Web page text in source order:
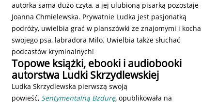
autorka sama dużo czyta, a jej ulubioną pisarką pozostaje
Joanna Chmielewska. Prywatnie Ludka jest pasjonatką
podróży, uwielbia grać w planszówki ze znajomymi i kocha
swojego psa, labradora Milo. Uwielbia także słuchać
podcastów kryminalnych!
Topowe książki, ebooki i audiobooki
autorstwa Ludki Skrzydlewskiej
Ludka Skrzydlewska pierwszą swoją
powieść, Sentymentalną Bzdurę, opublikowała na